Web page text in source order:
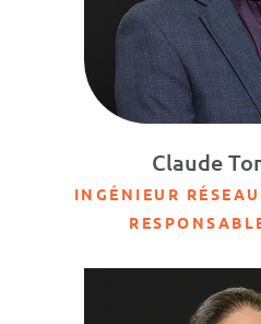
Claude
INGÉNIEUR